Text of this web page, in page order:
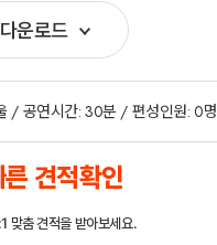
운로드
/ 공연시간: 30분 / 편성인원: 0명
견적확인
맞춤 견적을 받아보세요.